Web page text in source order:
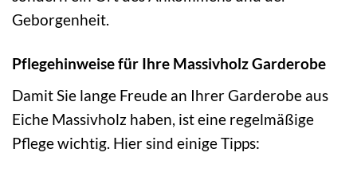
Geborgenheit.
Pflegehinweise für Ihre Massivholz Garderobe
Damit Sie lange Freude an Ihrer Garderobe aus
Eiche Massivholz haben, ist eine regelmäßige
Pflege wichtig. Hier sind einige Tipps: